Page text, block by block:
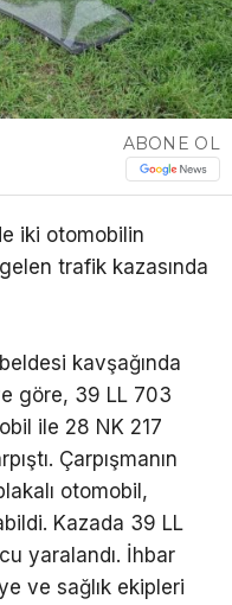
ABONE OL
iki otomobilin
trafik kazasında
kavşağında
göre, 39 LL 703
ile 28 NK 217
Çarpışmanın
otomobil,
Kazada 39 LL
yaralandı. İhbar
ve sağlık ekipleri